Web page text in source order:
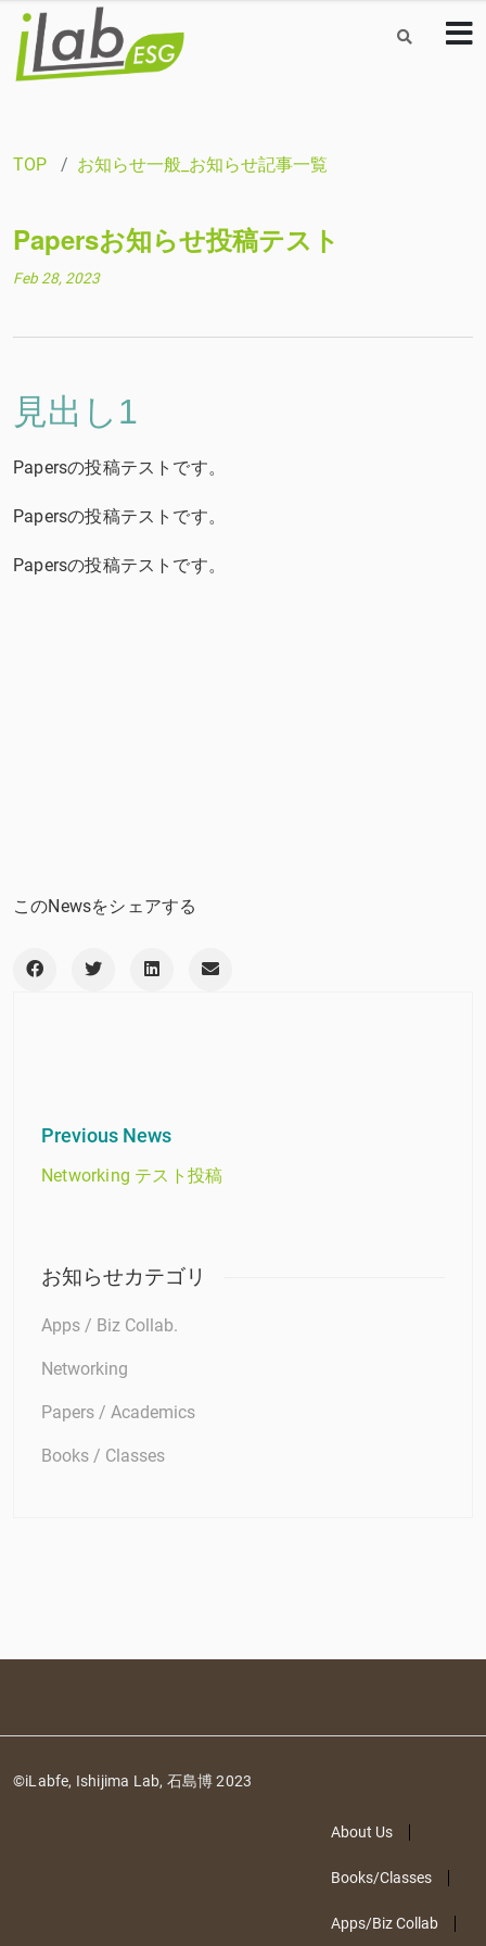
TOP お知らせ一般_お知らせ記事一覧
Papersお知らせ投稿テスト
Feb 28, 2023
見出し1
Papersの投稿テストです。
Papersの投稿テストです。
Papersの投稿テストです。
このNewsをシェアする
Previous News
Networking テスト投稿
お知らせカテゴリ
Apps / Biz Collab.
Networking
Papers / Academics
Books / Classes
©iLabfe, Ishijima Lab, 石島博 2023
About Us
Books/Classes
Apps/Biz Collab